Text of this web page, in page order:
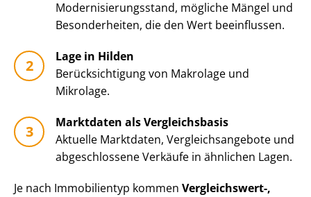
Mo­der­ni­sie­rungs­stand, mögliche Mängel und
Besonderheiten, die den Wert beeinflussen.
Lage in Hilden
Be­rück­sich­ti­gung von Makrolage und
Mikrolage.
Marktdaten als Vergleichsbasis
Aktuelle Marktdaten, Ver­gleichs­an­ge­bo­te und
abgeschlossene Verkäufe in ähnlichen Lagen.
Je nach Immobilientyp kommen Vergleichswert-,